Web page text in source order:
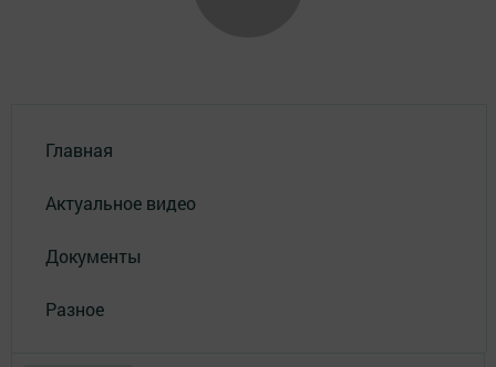
Главная
Актуальное видео
Документы
Разное